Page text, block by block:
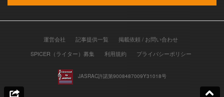
運営会社 記事提供一覧
掲載依頼 / お問い合わせ
SPICER（ライター）募集
利用規約 プライバシーポリシー
JASRAC許諾第9008487009Y31018号